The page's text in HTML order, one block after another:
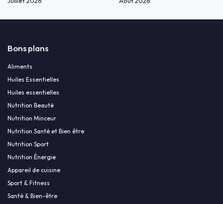
Bons plans
Aliments
Huiles Essentielles
Huiles essentielles
Nutrition Beauté
Nutrition Minceur
Nutrition Santé et Bien être
Nutrition Sport
Nutrition Énergie
Appareil de cuisine
Sport & Fitness
Santé & Bien-être